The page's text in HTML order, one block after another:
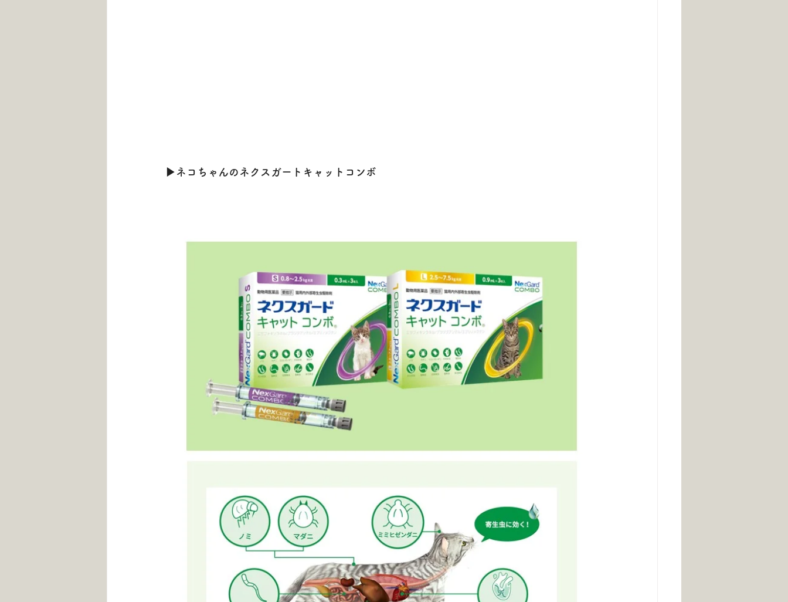
▶ ネコちゃんのネクスガートキャットコンボ